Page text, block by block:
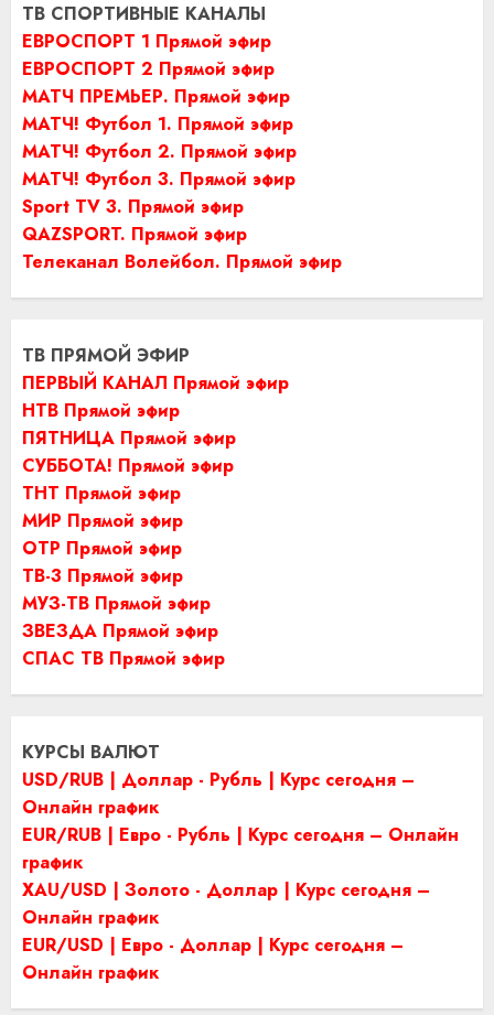
ТВ СПОРТИВНЫЕ КАНАЛЫ
ЕВРОСПОРТ 1 Прямой эфир
ЕВРОСПОРТ 2 Прямой эфир
МАТЧ ПРЕМЬЕР. Прямой эфир
МАТЧ! Футбол 1. Прямой эфир
МАТЧ! Футбол 2. Прямой эфир
МАТЧ! Футбол 3. Прямой эфир
Sport TV 3. Прямой эфир
QAZSPORT. Прямой эфир
Телеканал Волейбол. Прямой эфир
ТВ ПРЯМОЙ ЭФИР
ПЕРВЫЙ КАНАЛ Прямой эфир
НТВ Прямой эфир
ПЯТНИЦА Прямой эфир
СУББОТА! Прямой эфир
ТНТ Прямой эфир
МИР Прямой эфир
ОТР Прямой эфир
ТВ-3 Прямой эфир
МУЗ-ТВ Прямой эфир
ЗВЕЗДА Прямой эфир
СПАС ТВ Прямой эфир
КУРСЫ ВАЛЮТ
USD/RUB | Доллар - Рубль | Курс сегодня –
Онлайн график
EUR/RUB | Евро - Рубль | Курс сегодня – Онлайн
график
XAU/USD | Золото - Доллар | Курс сегодня –
Онлайн график
EUR/USD | Евро - Доллар | Курс сегодня –
Онлайн график